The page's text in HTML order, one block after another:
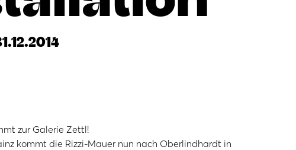
zur Galerie Zettl!
kommt die Rizzi-Mauer nun nach Oberlindhardt in